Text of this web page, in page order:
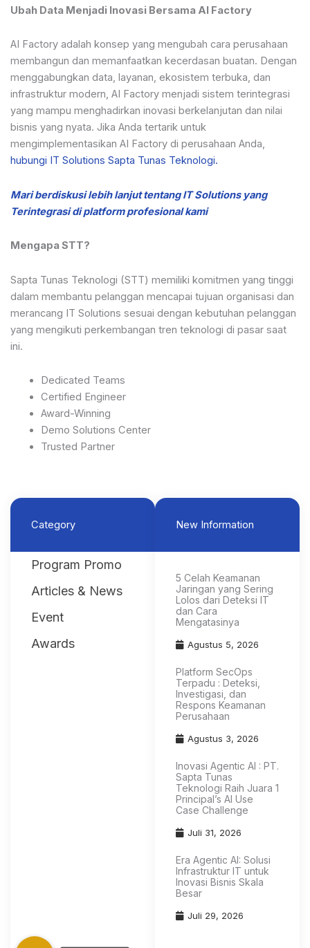
Ubah Data Menjadi Inovasi Bersama AI Factory
AI Factory adalah konsep yang mengubah cara perusahaan
membangun dan memanfaatkan kecerdasan buatan. Dengan
menggabungkan data, layanan, ekosistem terbuka, dan
infrastruktur modern, AI Factory menjadi sistem terintegrasi
yang mampu menghadirkan inovasi berkelanjutan dan nilai
bisnis yang nyata. Jika Anda tertarik untuk
mengimplementasikan AI Factory di perusahaan Anda,
hubungi IT Solutions Sapta Tunas Teknologi.
Mari berdiskusi lebih lanjut tentang IT Solutions yang
Terintegrasi di platform profesional kami
Mengapa STT?
Sapta Tunas Teknologi (STT) memiliki komitmen yang tinggi
dalam membantu pelanggan mencapai tujuan organisasi dan
merancang IT Solutions sesuai dengan kebutuhan pelanggan
yang mengikuti perkembangan tren teknologi di pasar saat
ini.
Dedicated Teams
Certified Engineer
Award-Winning
Demo Solutions Center
Trusted Partner
Category
Program Promo
Articles & News
Event
Awards
New Information
5 Celah Keamanan
Jaringan yang Sering
Lolos dari Deteksi IT
dan Cara
Mengatasinya
Agustus 5, 2026
Platform SecOps
Terpadu : Deteksi,
Investigasi, dan
Respons Keamanan
Perusahaan
Agustus 3, 2026
Inovasi Agentic AI : PT.
Sapta Tunas
Teknologi Raih Juara 1
Principal’s AI Use
Case Challenge
Juli 31, 2026
Era Agentic AI: Solusi
Infrastruktur IT untuk
Inovasi Bisnis Skala
Besar
Juli 29, 2026